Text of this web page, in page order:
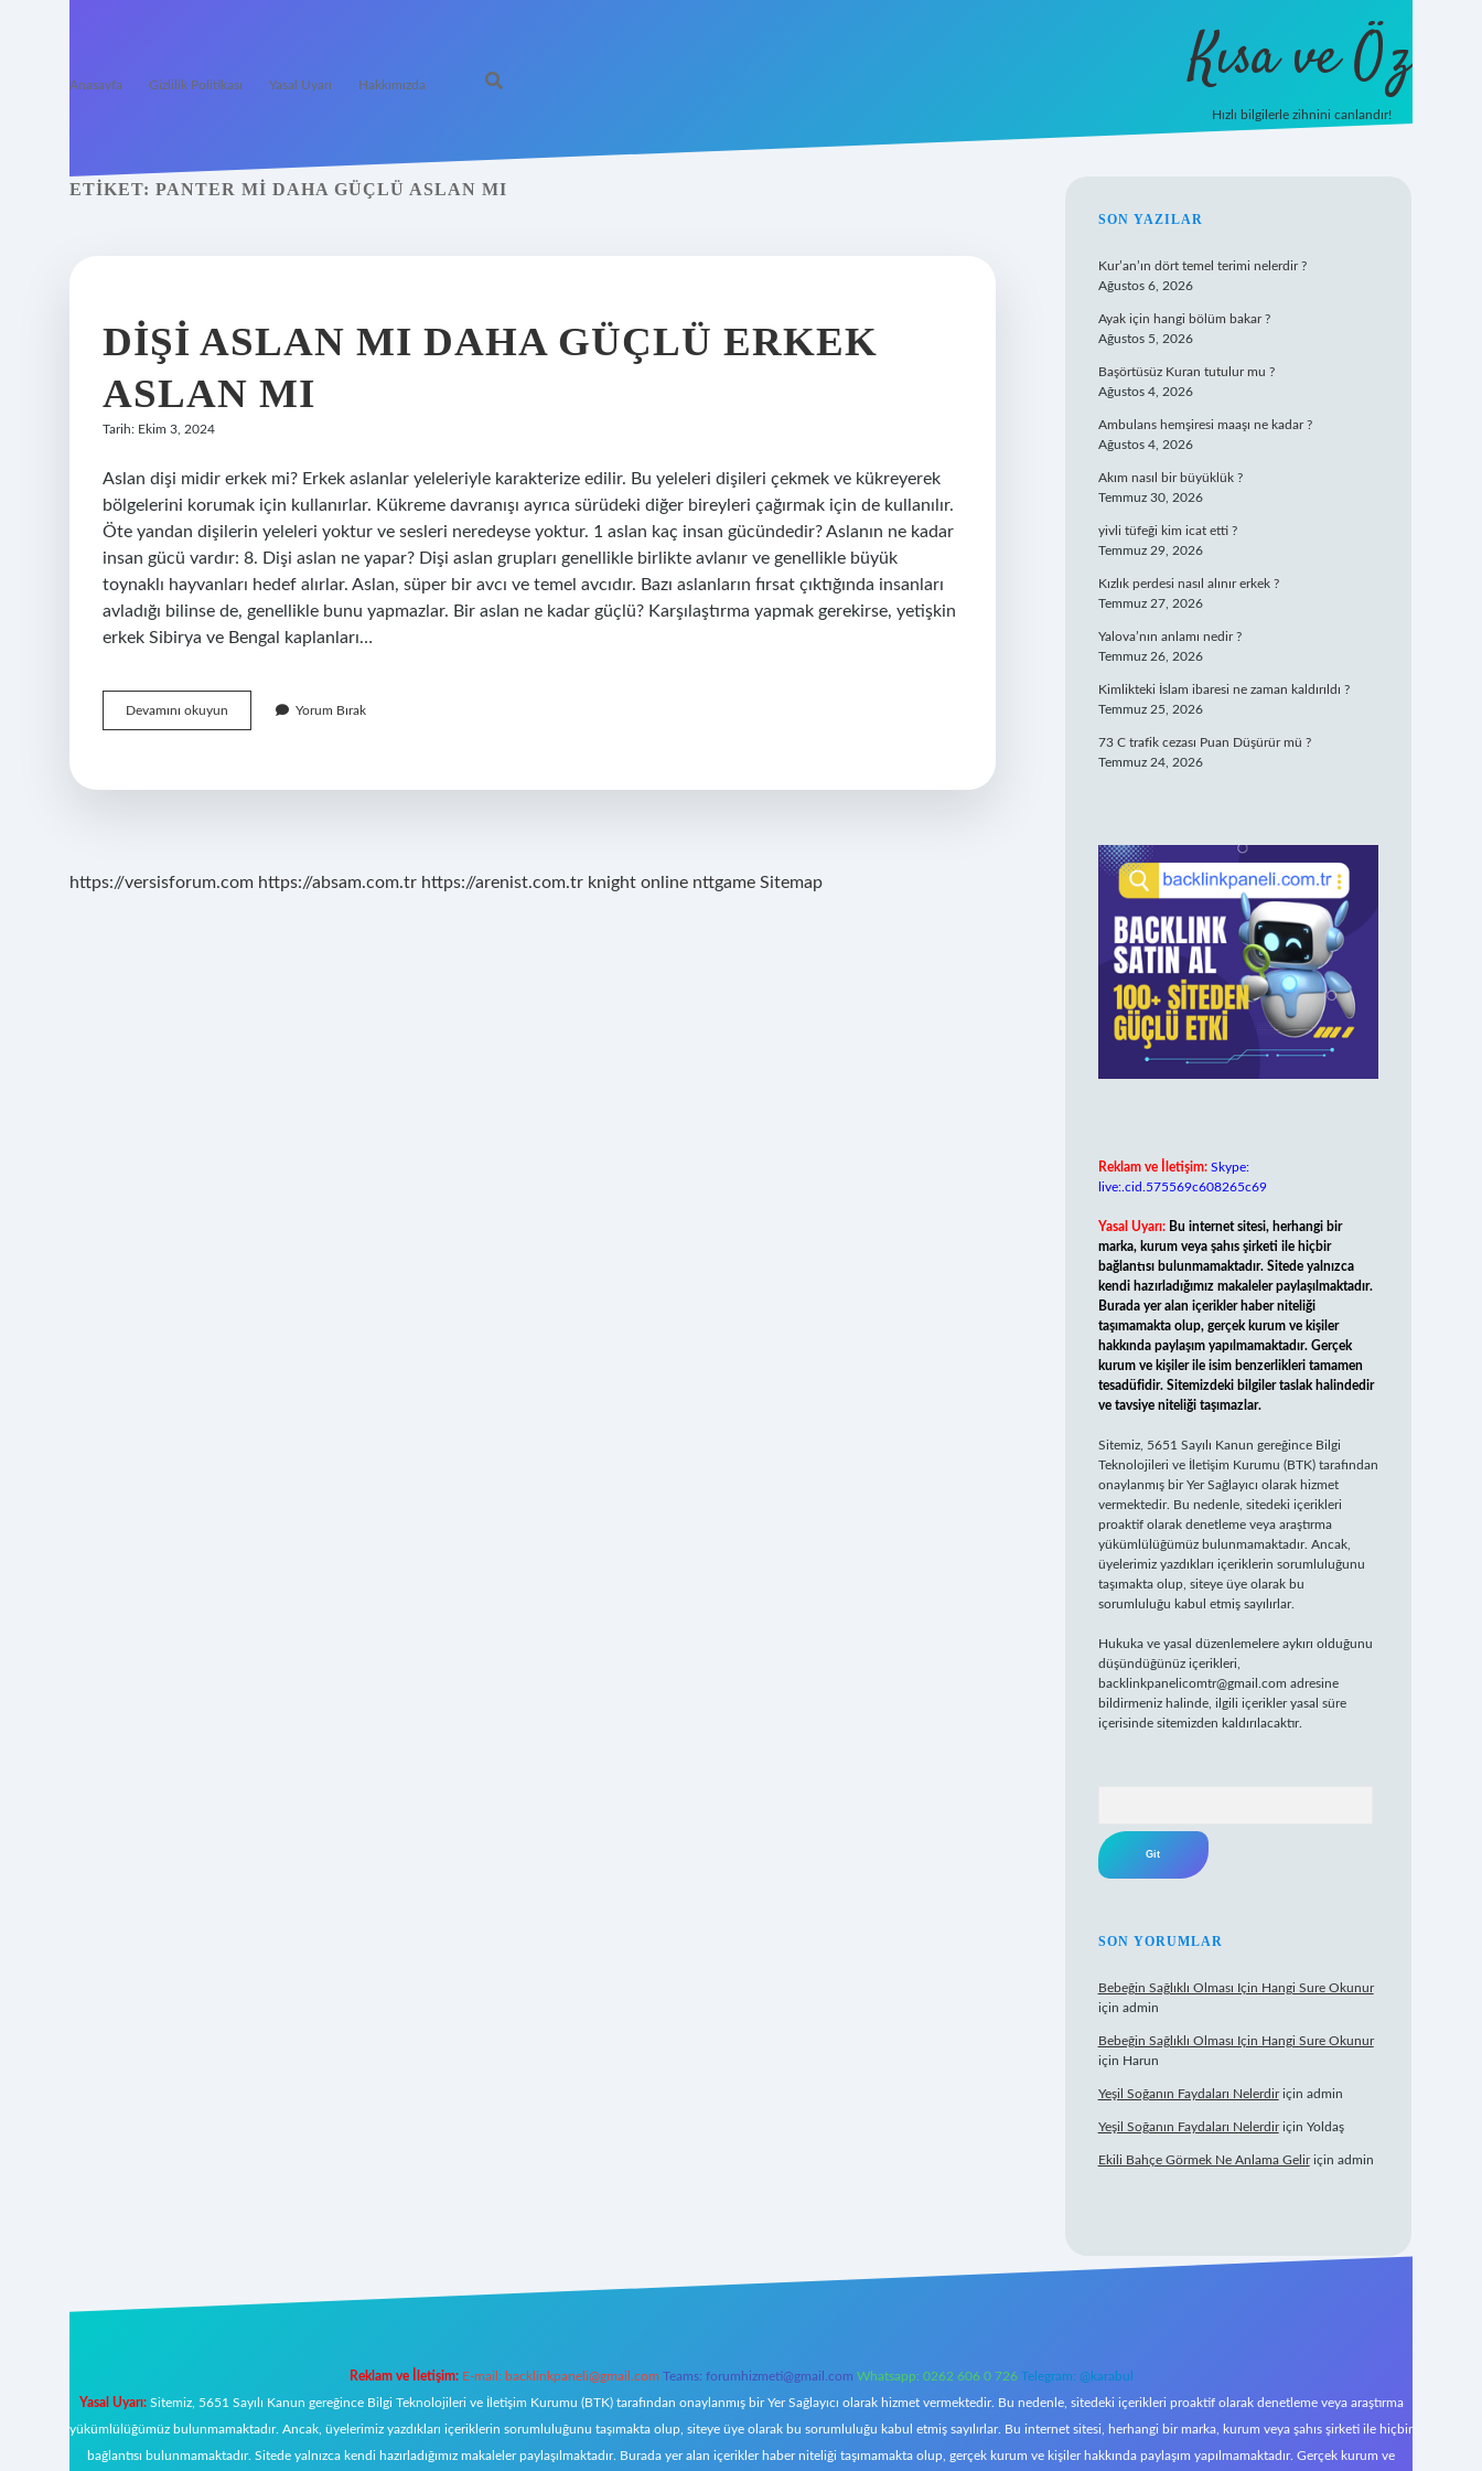
Anasayfa Gizlilik Politikası Yasal Uyarı Hakkımızda Kısa ve Öz
Hızlı bilgilerle zihnini canlandır!
ETIKET: PANTER MI DAHA GÜÇLÜ ASLAN MI
DIŞI ASLAN MI DAHA GÜÇLÜ ERKEK
ASLAN MI
Tarih: Ekim 3, 2024
Aslan dişi midir erkek mi? Erkek aslanlar yeleleriyle karakterize edilir. Bu yeleleri dişileri çekmek ve kükreyerek
bölgelerini korumak için kullanırlar. Kükreme davranışı ayrıca sürüdeki diğer bireyleri çağırmak için de kullanılır.
Öte yandan dişilerin yeleleri yoktur ve sesleri neredeyse yoktur. 1 aslan kaç insan gücündedir? Aslanın ne kadar
insan gücü vardır: 8. Dişi aslan ne yapar? Dişi aslan grupları genellikle birlikte avlanır ve genellikle büyük
toynaklı hayvanları hedef alırlar. Aslan, süper bir avcı ve temel avcıdır. Bazı aslanların fırsat çıktığında insanları
avladığı bilinse de, genellikle bunu yapmazlar. Bir aslan ne kadar güçlü? Karşılaştırma yapmak gerekirse, yetişkin
erkek Sibirya ve Bengal kaplanları…
Devamını okuyun
Aslan
Güçlü
Yorum Bırak
https://versisforum.com https://absam.com.tr https://arenist.com.tr knight online nttgame Sitemap
SIDEBAR
SON YAZILAR
Kur’an’ın dört temel terimi nelerdir ?
Ağustos 6, 2026
Ayak için hangi bölüm bakar ?
Ağustos 5, 2026
Başörtüsüz Kuran tutulur mu ?
Ağustos 4, 2026
Ambulans hemşiresi maaşı ne kadar ?
Ağustos 4, 2026
Akım nasıl bir büyüklük ?
Temmuz 30, 2026
yivli tüfeği kim icat etti ?
Temmuz 29, 2026
Kızlık perdesi nasıl alınır erkek ?
Temmuz 27, 2026
Yalova’nın anlamı nedir ?
Temmuz 26, 2026
Kimlikteki İslam ibaresi ne zaman kaldırıldı ?
Temmuz 25, 2026
73 C trafik cezası Puan Düşürür mü ?
Temmuz 24, 2026
Reklam ve İletişim: Skype:
live:.cid.575569c608265c69
Yasal Uyarı: Bu internet sitesi, herhangi bir
marka, kurum veya şahıs şirketi ile hiçbir
bağlantısı bulunmamaktadır. Sitede yalnızca
kendi hazırladığımız makaleler paylaşılmaktadır.
Burada yer alan içerikler haber niteliği
taşımamakta olup, gerçek kurum ve kişiler
hakkında paylaşım yapılmamaktadır. Gerçek
kurum ve kişiler ile isim benzerlikleri tamamen
tesadüfidir. Sitemizdeki bilgiler taslak halindedir
ve tavsiye niteliği taşımazlar.
Sitemiz, 5651 Sayılı Kanun gereğince Bilgi
Teknolojileri ve İletişim Kurumu (BTK) tarafından
onaylanmış bir Yer Sağlayıcı olarak hizmet
vermektedir. Bu nedenle, sitedeki içerikleri
proaktif olarak denetleme veya araştırma
yükümlülüğümüz bulunmamaktadır. Ancak,
üyelerimiz yazdıkları içeriklerin sorumluluğunu
taşımakta olup, siteye üye olarak bu
sorumluluğu kabul etmiş sayılırlar.
Hukuka ve yasal düzenlemelere aykırı olduğunu
düşündüğünüz içerikleri,
backlinkpanelicomtr@gmail.com adresine
bildirmeniz halinde, ilgili içerikler yasal süre
içerisinde sitemizden kaldırılacaktır.
SON YORUMLAR
Bebeğin Sağlıklı Olması Için Hangi Sure Okunur
için admin
Bebeğin Sağlıklı Olması Için Hangi Sure Okunur
için Harun
Yeşil Soğanın Faydaları Nelerdiriçin admin
Yeşil Soğanın Faydaları Nelerdiriçin Yoldaş
Ekili Bahçe Görmek Ne Anlama Geliriçin admin
Reklam ve İletişim: E-mail: backlinkpaneli@gmail.com Teams: forumhizmeti@gmail.com Whatsapp: 0262 606 0 726 Telegram: @karabul
Yasal Uyarı:Sitemiz, 5651 Sayılı Kanun gereğince Bilgi Teknolojileri ve İletişim Kurumu (BTK) tarafından onaylanmış bir Yer Sağlayıcı olarak hizmet vermektedir. Bu nedenle, sitedeki içerikleri proaktif olarak denetleme veya araştırma
yükümlülüğümüz bulunmamaktadır. Ancak, üyelerimiz yazdıkları içeriklerin sorumluluğunu taşımakta olup, siteye üye olarak bu sorumluluğu kabul etmiş sayılırlar. Bu internet sitesi, herhangi bir marka, kurum veya şahıs şirketi ile hiçbir
bağlantısı bulunmamaktadır. Sitede yalnızca kendi hazırladığımız makaleler paylaşılmaktadır. Burada yer alan içerikler haber niteliği taşımamakta olup, gerçek kurum ve kişiler hakkında paylaşım yapılmamaktadır. Gerçek kurum ve